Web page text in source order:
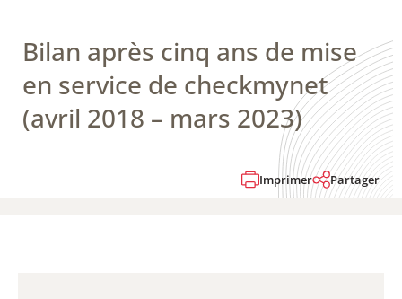
Bilan après cinq ans de mise
en service de checkmynet​​
(avril 2018 – mars 2023​​)
Imprimer Partager